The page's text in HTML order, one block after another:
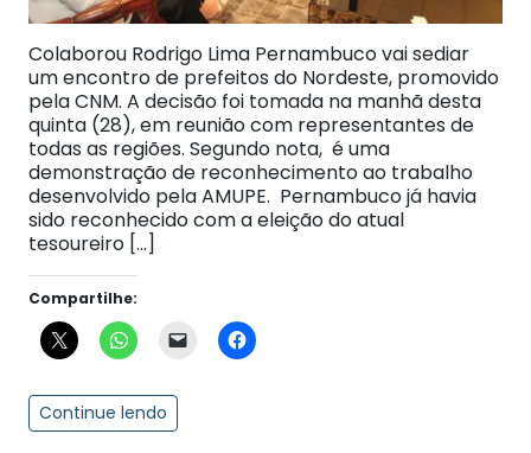
Colaborou Rodrigo Lima Pernambuco vai sediar
um encontro de prefeitos do Nordeste, promovido
pela CNM. A decisão foi tomada na manhã desta
quinta (28), em reunião com representantes de
todas as regiões. Segundo nota, é uma
demonstração de reconhecimento ao trabalho
desenvolvido pela AMUPE. Pernambuco já havia
sido reconhecido com a eleição do atual
tesoureiro […]
Compartilhe:
Continue lendo